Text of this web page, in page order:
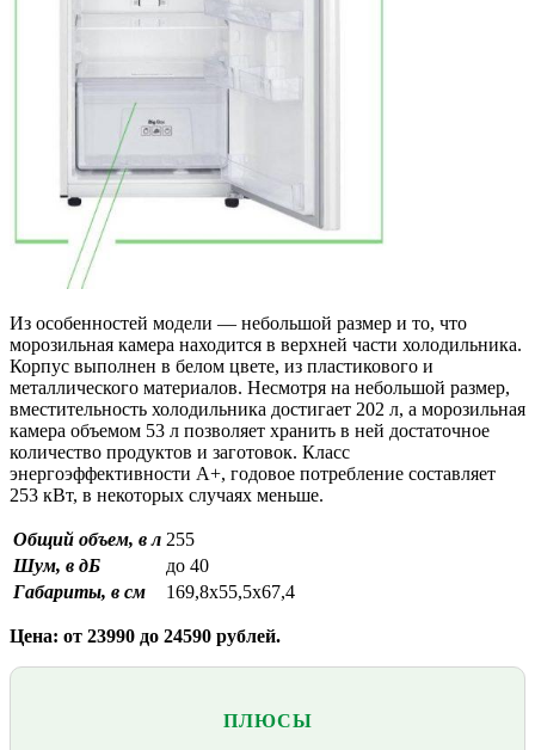
Из особенностей модели — небольшой размер и то, что
морозильная камера находится в верхней части холодильника.
Корпус выполнен в белом цвете, из пластикового и
металлического материалов. Несмотря на небольшой размер,
вместительность холодильника достигает 202 л, а морозильная
камера объемом 53 л позволяет хранить в ней достаточное
количество продуктов и заготовок. Класс
энергоэффективности А+, годовое потребление составляет
253 кВт, в некоторых случаях меньше.
Общий объем, в л 255
Шум, в дБ
до 40
Габариты, в см
169,8х55,5х67,4
Цена: от 23990 до 24590 рублей.
ПЛЮСЫ